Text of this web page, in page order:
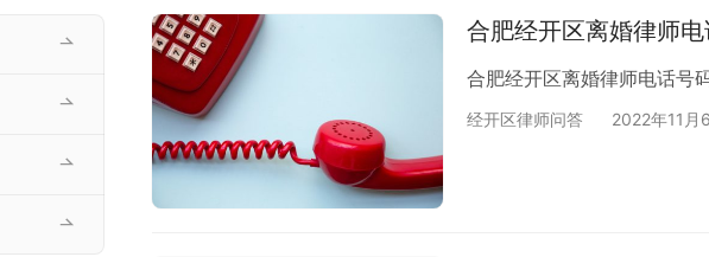
合肥经开区离婚律师
合肥经开区离婚律师电话号
经开区律师问答 2022年11月